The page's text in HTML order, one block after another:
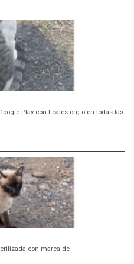
Play con Leales.org o en todas las
con marca de